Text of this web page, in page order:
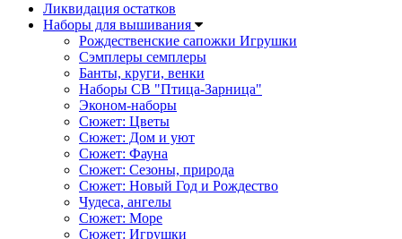
Ликвидация остатков
Наборы для вышивания
Рождественские сапожки Игрушки
Сэмплеры семплеры
Банты, круги, венки
Наборы СВ "Птица-Зарница"
Эконом-наборы
Сюжет: Цветы
Сюжет: Дом и уют
Сюжет: Фауна
Сюжет: Сезоны, природа
Сюжет: Новый Год и Рождество
Чудеса, ангелы
Сюжет: Море
Сюжет: Игрушки